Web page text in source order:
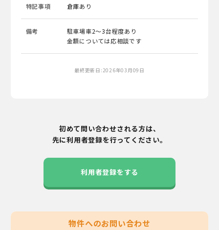
特記事項 倉庫あり
備考
駐車場車2～3台程度あり
金額については応相談です
最終更新日:2026年03月09日
初めて問い合わせされる方は、
先に利用者登録を行ってください。
利用者登録をする
物件へのお問い合わせ